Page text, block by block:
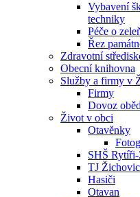
Vybavení
techniky
Péče o
Řez
Zdravotní
Obecní knihovna
Služby a firmy v
Firmy
Dovoz
Život v obci
Otavěnky
SHŠ
TJ
Hasiči
Otavan